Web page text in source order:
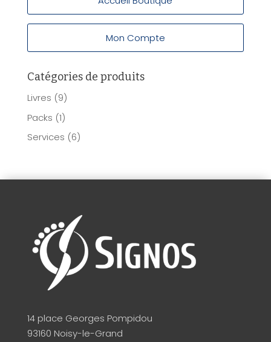
Mon Compte
Catégories de produits
Livres (9)
Packs (1)
Services (6)
14 place Georges Pompidou
93160 Noisy-le-Grand